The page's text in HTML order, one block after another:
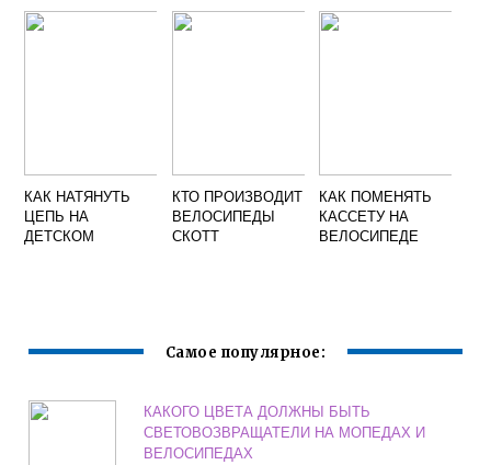
КАК НАТЯНУТЬ
ЦЕПЬ НА
ДЕТСКОМ
КТО ПРОИЗВОДИТ
ВЕЛОСИПЕДЫ
СКОТТ
КАК ПОМЕНЯТЬ
КАССЕТУ НА
ВЕЛОСИПЕДЕ
Самое популярное:
КАКОГО ЦВЕТА ДОЛЖНЫ БЫТЬ
СВЕТОВОЗВРАЩАТЕЛИ НА МОПЕДАХ И
ВЕЛОСИПЕДАХ